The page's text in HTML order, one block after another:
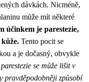
dávkách. Nicméně,
může mít některé
účinkem je parestezie,
Tento pocit se
a je dočasný, obvykle
se může lišit v
pravděpodobněji způsobí